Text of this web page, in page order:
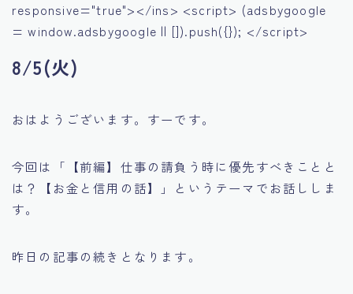
responsive="true"></ins> <script> (adsbygoogle
= window.adsbygoogle || []).push({}); </script>
8/5(火)
おはようございます。すーです。
今回は「【前編】仕事の請負う時に優先すべきことと
は？【お金と信用の話】」というテーマでお話ししま
す。
昨日の記事の続きとなります。